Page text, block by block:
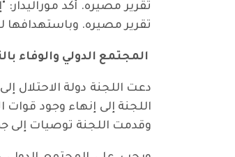
تقرير مصيره. أكد
تقرير مصيره.
المجتمع الدولي والوفاء
دعت اللجنة دولة الاحتلال
اللجنة إلى إنهاء وجود
وقدمت اللجنة توصيات إلى